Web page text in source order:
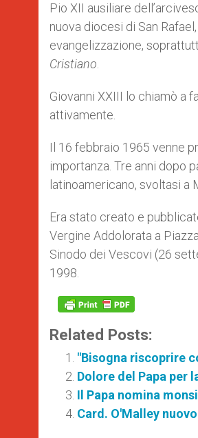
Pio XII ausiliare
nuova diocesi di San
evangelizzazione,
Cristiano
Giovanni XXIII lo chiamò a
attivamente.
Il 16 febbraio 1965 venne
importanza. Tre anni dopo
latinoamericano, svoltasi a
Era stato creato e
Vergine Addolorata a
Sinodo dei Vescovi (26
1998.
Related Posts:
"Bisogna riscoprire
Dolore del Papa per
Il Papa nomina
Card. O'Malley